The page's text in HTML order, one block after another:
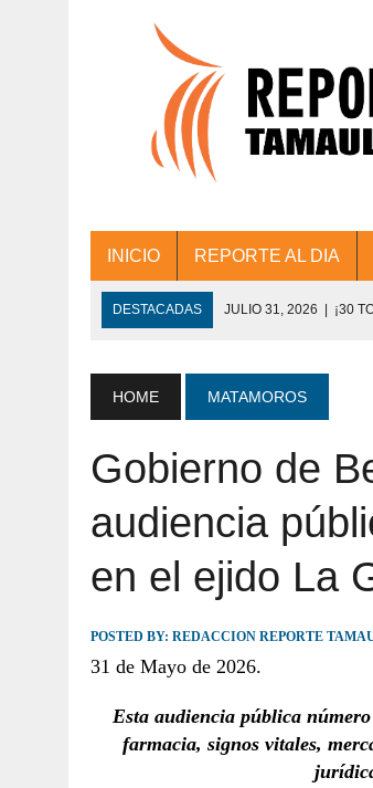
INICIO REPORTE AL DIA
DESTACADAS JULIO 31, 2026 | ¡30
JULIO 30, 2026 | 💧🚰 ¡AGUA PARA LA
JULIO 30, 2026 ¡TRABAJO EN
JULIO 30, 2026 TAMAULIPAS TE
HOME MATAMOROS
Gobierno de
audiencia
en el ejido La
POSTED BY: REDACCION REPORTE
31 de Mayo de 2026.
Esta audiencia pública
farmacia, signos vitales,